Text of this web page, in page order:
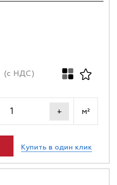
(с НДС)
+ м²
Купить в один клик